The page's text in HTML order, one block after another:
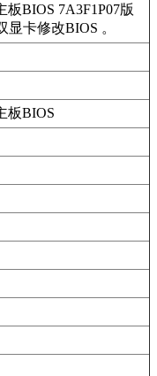
板BIOS 7A3F1P07版
显卡修改BIOS 。
板BIOS